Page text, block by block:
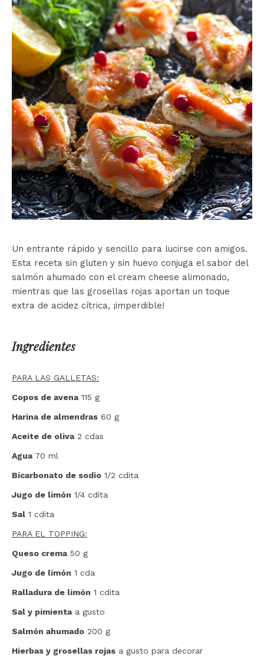
Un entrante rápido y sencillo para lucirse con amigos.
Esta receta sin gluten y sin huevo conjuga el sabor del
salmón ahumado con el cream cheese alimonado,
mientras que las grosellas rojas aportan un toque
extra de acidez cítrica, ¡imperdible!
Ingredientes
PARA LAS GALLETAS:
Copos de avena115 g
Harina de almendras 60 g
Aceite de oliva2 cdas
Agua70 ml
Bicarbonato de sodio 1/2 cdita
Jugo de limón 1/4 cdita
Sal 1 cdita
PARA EL TOPPING:
Queso crema50 g
Jugo de limón 1 cda
Ralladura de limón 1 cdita
Sal y pimientaa gusto
Salmón ahumado 200 g
Hierbas y grosellas rojas a gusto para decorar